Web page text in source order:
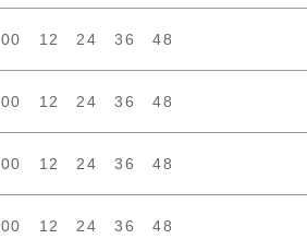
00 12 24 36 48
00 12 24 36 48
00 12 24 36 48
00 12 24 36 48